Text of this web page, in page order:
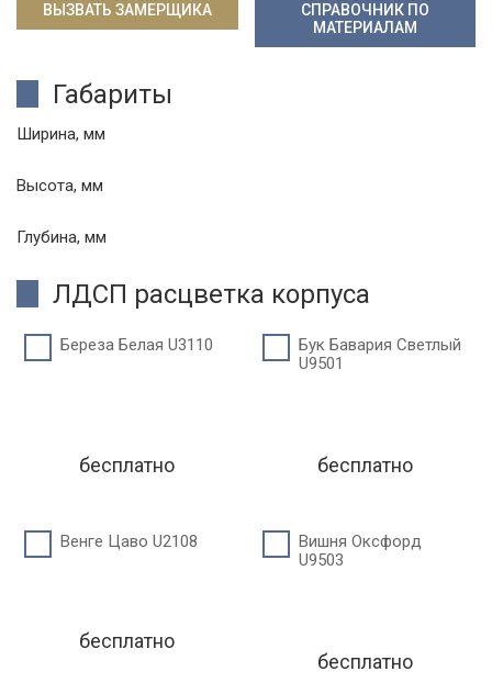
ВЫЗВАТЬ ЗАМЕРЩИКА
СПРАВОЧНИК ПО
МАТЕРИАЛАМ
Габариты
Ширина, мм
Высота, мм
Глубина, мм
ЛДСП расцветка корпуса
Береза Белая U3110
бесплатно
Бук Бавария Светлый
U9501
бесплатно
Венге Цаво U2108
бесплатно
Вишня Оксфорд
U9503
бесплатно